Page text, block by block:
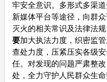
牢安全意识。多形式多渠
新媒体平台等途径，向群
灭火的相关常识及法律法
要加大执法力度，织密监
查处力度，压紧压实各级
任。对发现的问题严肃整
处，全力守护人民群众生命